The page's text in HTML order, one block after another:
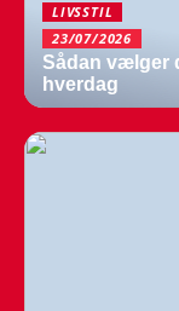
LIVSSTIL
23/07/2026
Sådan vælger
hverdag